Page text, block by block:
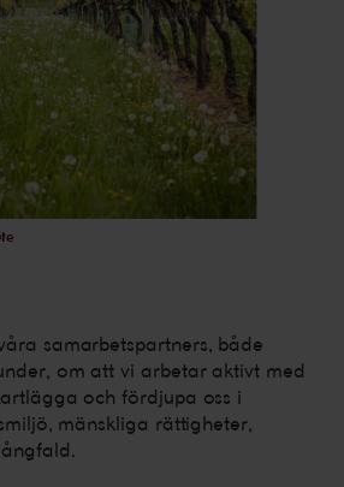
samarbetspartners, både
om att vi arbetar aktivt med
och fördjupa oss i
mänskliga rättigheter,